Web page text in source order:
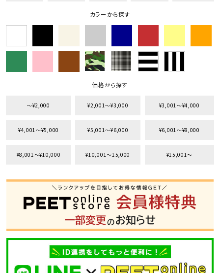
カラーから探す
価格から探す
〜¥2,000 ¥2,001〜¥3,000 ¥3,001〜¥4,000
¥4,001〜¥5,000 ¥5,001〜¥6,000 ¥6,001〜¥8,000
¥8,001〜¥10,000 ¥10,001〜15,000 ¥15,001〜